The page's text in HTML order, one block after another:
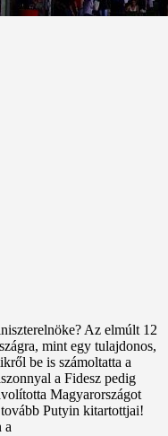
Az elmúlt 12
mint egy tulajdonos,
be is számoltatta a
a Fidesz pedig
Magyarországot
Putyin kitartottjai!
a